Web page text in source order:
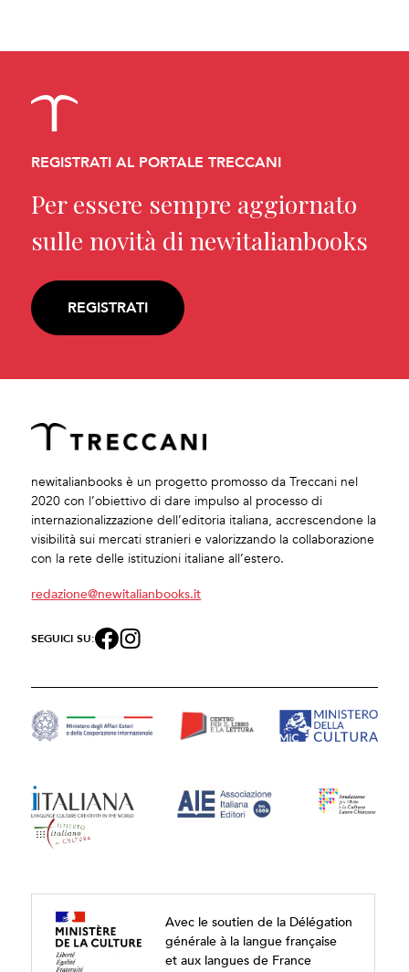
REGISTRATI AL PORTALE TRECCANI
Per essere sempre aggiornato
sulle novità di newitalianbooks
REGISTRATI
newitalianbooks è un progetto promosso da Treccani nel
2020 con l’obiettivo di dare impulso al processo di
internazionalizzazione dell’editoria italiana, accrescendone la
visibilità sui mercati stranieri e valorizzando la collaborazione
con la rete delle istituzioni italiane all’estero.
redazione@newitalianbooks.it
SEGUICI SU:
Avec le soutien de la Délégation
générale à la langue française
et aux langues de France